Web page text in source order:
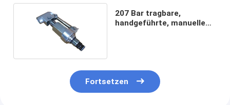
207 Bar tragbare,
handgeführte, manuelle
Fortsetzen